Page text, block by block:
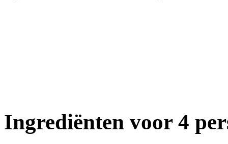
Ingrediënten voor 4